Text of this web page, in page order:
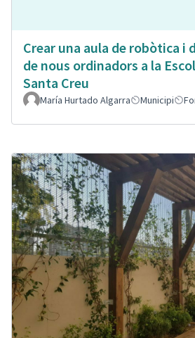
Crear una aula de robòtica i
de nous ordinadors a la
Santa Creu
María Hurtado Algarra Municipi